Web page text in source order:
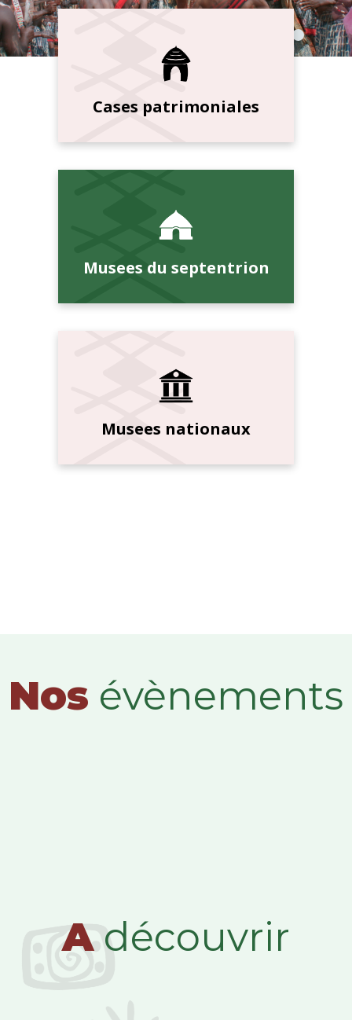
Cases patrimoniales
Musees du septentrion
Musees nationaux
Nos évènements
Adécouvrir